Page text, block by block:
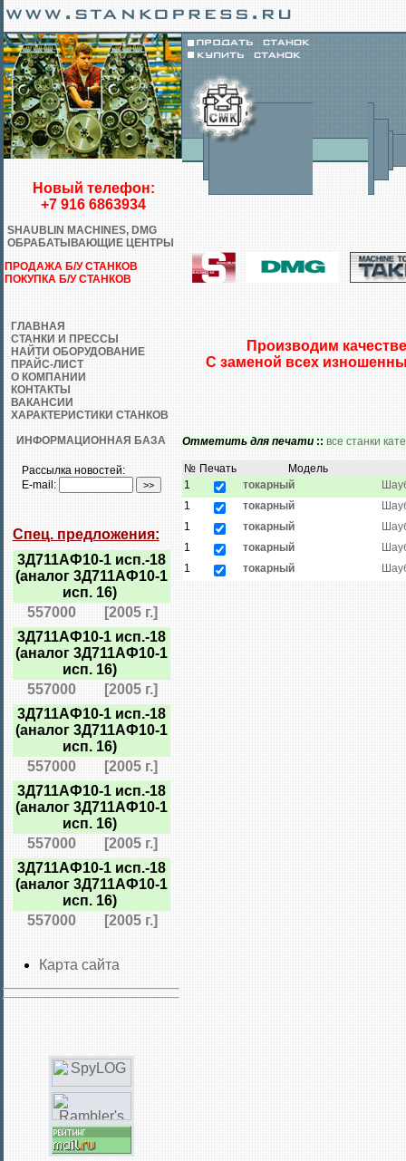
Новый телефон:
+7 916 6863934
SHAUBLIN MACHINES, DMG
ОБРАБАТЫВАЮЩИЕ ЦЕНТРЫ
ПРОДАЖА Б/У СТАНКОВ
ПОКУПКА Б/У СТАНКОВ
ГЛАВНАЯ
СТАНКИ И ПРЕССЫ
НАЙТИ ОБОРУДОВАНИЕ
ПРАЙС-ЛИСТ
О КОМПАНИИ
КОНТАКТЫ
ВАКАНСИИ
ХАРАКТЕРИСТИКИ СТАНКОВ
ИНФОРМАЦИОННАЯ БАЗА
Рассылка новостей:
E-mail:
Спец. предложения:
3Д711АФ10-1 исп.-18
(аналог 3Д711АФ10-1
исп. 16)
557000
[2005 г.]
3Д711АФ10-1 исп.-18
(аналог 3Д711АФ10-1
исп. 16)
557000
[2005 г.]
3Д711АФ10-1 исп.-18
(аналог 3Д711АФ10-1
исп. 16)
557000
[2005 г.]
3Д711АФ10-1 исп.-18
(аналог 3Д711АФ10-1
исп. 16)
557000
[2005 г.]
3Д711АФ10-1 исп.-18
(аналог 3Д711АФ10-1
исп. 16)
557000
[2005 г.]
Карта сайта
Производим
С заменой всех
Отметить для печати :: все станки
№ Печать
Модель
1
токарный
1
токарный
1
токарный
1
токарный
1
токарный